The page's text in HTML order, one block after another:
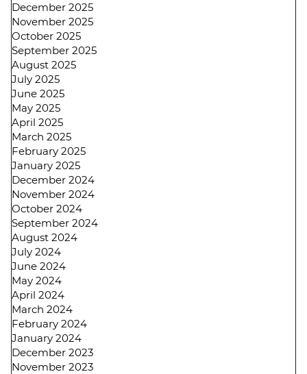
December 2025
November 2025
October 2025
September 2025
August 2025
July 2025
June 2025
May 2025
April 2025
March 2025
February 2025
January 2025
December 2024
November 2024
October 2024
September 2024
August 2024
July 2024
June 2024
May 2024
April 2024
March 2024
February 2024
January 2024
December 2023
November 2023